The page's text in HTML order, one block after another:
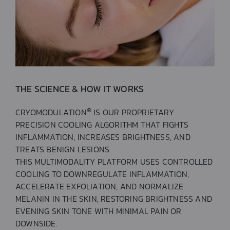
THE SCIENCE & HOW IT WORKS
CRYOMODULATION® IS OUR PROPRIETARY
PRECISION COOLING ALGORITHM THAT FIGHTS
INFLAMMATION, INCREASES BRIGHTNESS, AND
TREATS BENIGN LESIONS.
THIS MULTIMODALITY PLATFORM USES CONTROLLED
COOLING TO DOWNREGULATE INFLAMMATION,
ACCELERATE EXFOLIATION, AND NORMALIZE
MELANIN IN THE SKIN, RESTORING BRIGHTNESS AND
EVENING SKIN TONE WITH MINIMAL PAIN OR
DOWNSIDE.